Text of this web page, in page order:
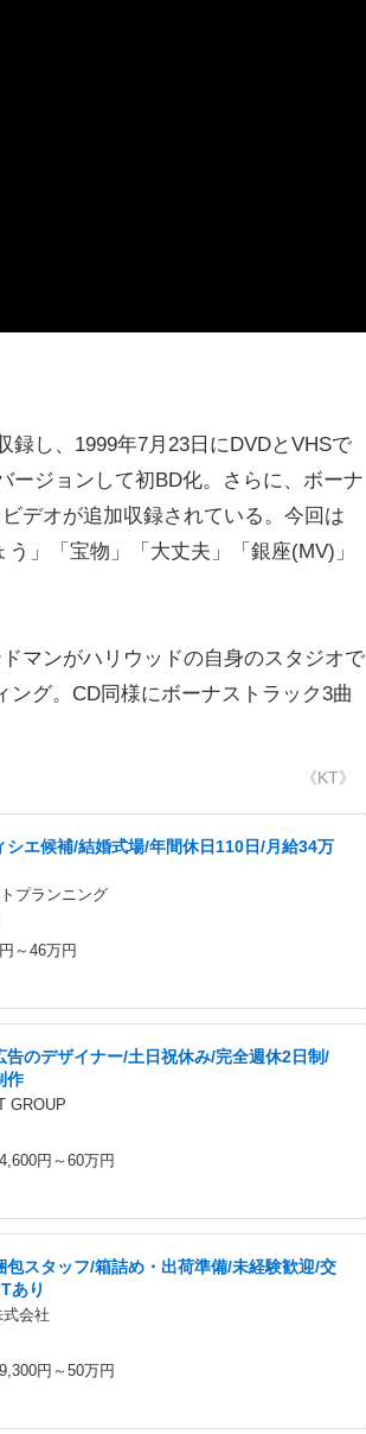
し、1999年7月23日にDVDとVHSで
ージョンして初BD化。さらに、ボーナ
デオが追加収録されている。今回は
」「宝物」「大丈夫」「銀座(MV)」
マンがハリウッドの自身のスタジオで
グ。CD同様にボーナストラック3曲
《KT》
シエ候補/結婚式場/年間休日110日/月給34万
プランニング
～46万円
告のデザイナー/土日祝休み/完全週休2日制/
作
GROUP
円～60万円
包スタッフ/箱詰め・出荷準備/未経験歓迎/交
あり
会社
円～50万円